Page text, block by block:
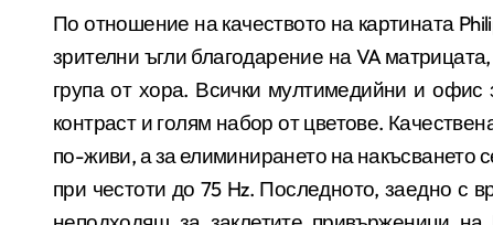
По отношение на качеството на картината
зрителни ъгли благодарение наVA
група от хора. Всички мултимедийни и офис
контраст и голям набор от цветове.
по-живи, а за елиминирането на накъсването
при честоти до 75 Hz. Последното, заедно с